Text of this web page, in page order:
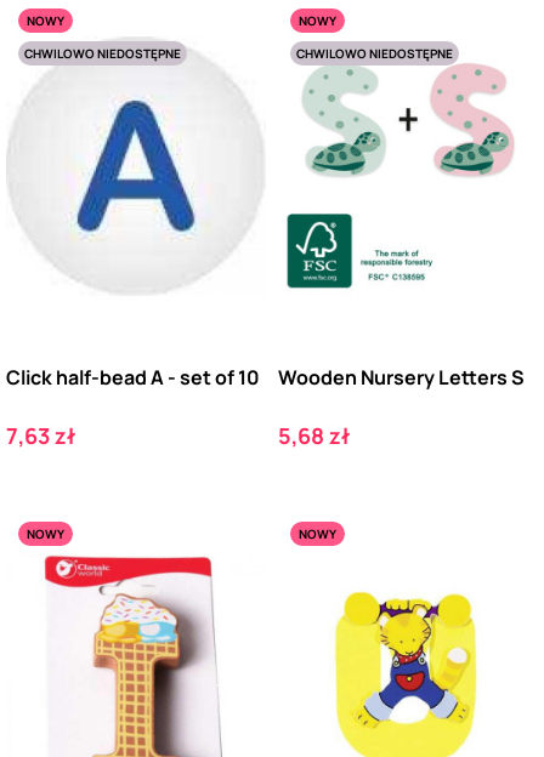
NOWY
CHWILOWO NIEDOSTĘPNE
Click half-bead A - set of 10
Cena
7,63 zł
NOWY
CHWILOWO NIEDOSTĘPNE
Wooden Nursery Letters S
Cena
5,68 zł
NOWY NOWY